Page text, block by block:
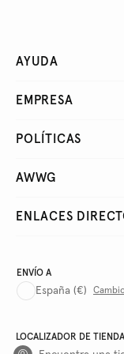
AYUDA
EMPRESA
POLÍTICAS
AWWG
ENLACES
ENVÍO A
España (€)
LOCALIZADOR DE